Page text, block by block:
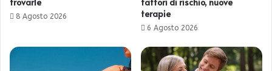
8 Agosto 2026
terapie
6 Agosto 2026